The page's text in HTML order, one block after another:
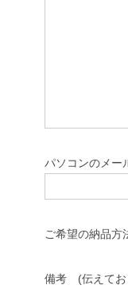
パソコンのメー
ご希望の納品方
備考 (伝えてお